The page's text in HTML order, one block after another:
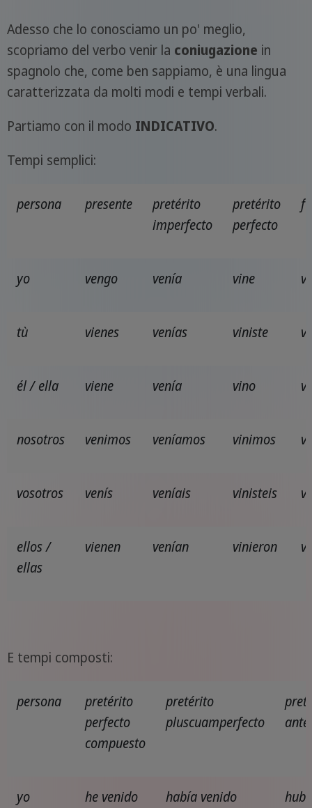
Adesso che lo conosciamo un po' meglio,
scopriamo del verbo venir la coniugazione in
spagnolo che, come ben sappiamo, è una lingua
caratterizzata da molti modi e tempi verbali.
Partiamo con il modo INDICATIVO.
Tempi semplici:
persona presente
pretérito
imperfecto
pretérito
perfecto
yo vengo venía vine
tù vienes venías viniste
él / ella viene venía vino
nosotros venimos veníamos vinimos
vosotros venís veníais vinisteis
ellos /
ellas
vienen venían vinieron
E tempi composti:
persona
pretérito
perfecto
compuesto
pretérito
pluscuamperfecto
yo he venido había venido
hube